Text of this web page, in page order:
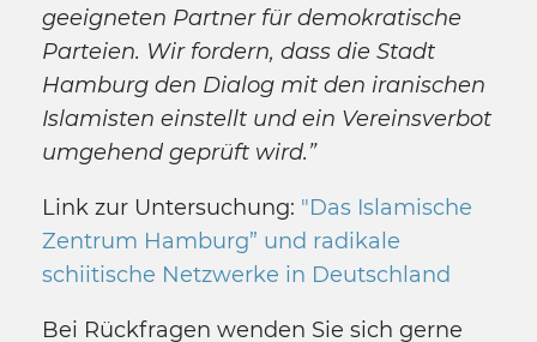
geeigneten Partner für demokratische
Parteien. Wir fordern, dass die Stadt
Hamburg den Dialog mit den iranischen
Islamisten einstellt und ein Vereinsverbot
umgehend geprüft wird.”
Link zur Untersuchung: "Das Islamische
Zentrum Hamburg” und radikale
schiitische Netzwerke in Deutschland
Bei Rückfragen wenden Sie sich gerne